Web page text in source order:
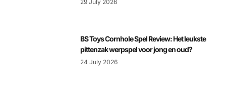
29 July 2026
BS Toys Cornhole Spel Review: Het leukste
pittenzak werpspel voor jong en oud?
24 July 2026